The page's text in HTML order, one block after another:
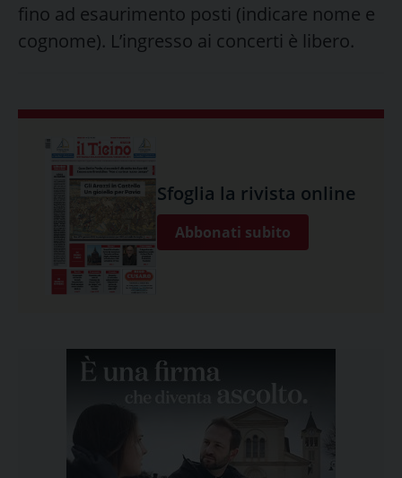
fino ad esaurimento posti (indicare nome e
cognome). L’ingresso ai concerti è libero.
Sfoglia la rivista online
Abbonati subito